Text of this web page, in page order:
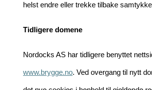
helst endre eller trekke tilbake
Tidligere domene
Nordocks AS har tidligere benyttet
www.brygge.no. Ved overgang til nytt